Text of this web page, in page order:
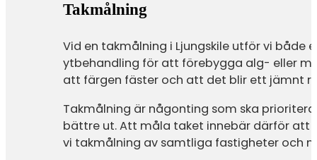
Takmålning
Vid en takmålning i Ljungskile utför vi
ytbehandling för att förebygga alg- eller
att färgen fäster och att det blir ett jämnt
Takmålning är någonting som ska
bättre ut. Att måla taket innebär därför att
vi takmålning av samtliga fastigheter och